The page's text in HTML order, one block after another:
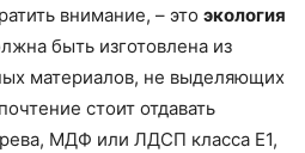
внимание, – это экология
быть изготовлена из
материалов, не выделяющих
стоит отдавать
МДФ или ЛДСП класса Е1,